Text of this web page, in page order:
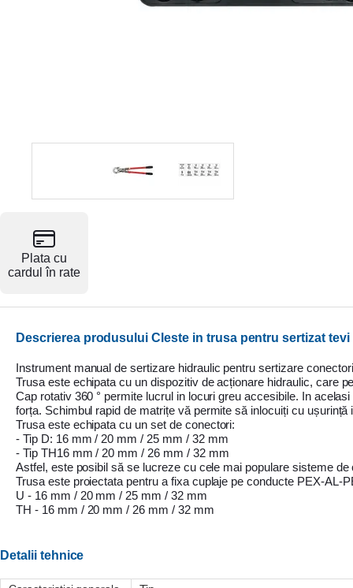
Ceasuri
Resigilate
Plata cu
cardul în rate
Descrierea produsului Cleste in trusa pentru sertizat tevi
Instrument manual de sertizare hidraulic pentru sertizare
Trusa este echipata cu un dispozitiv de acționare hidraulic, care
Cap rotativ 360 ° permite lucrul in locuri greu accesibile. In
forța. Schimbul rapid de matrițe vă permite să inlocuiți cu ușurință
Trusa este echipata cu un set de conectori:
- Tip D: 16 mm / 20 mm / 25 mm / 32 mm
- Tip TH16 mm / 20 mm / 26 mm / 32 mm
Astfel, este posibil să se lucreze cu cele mai populare sisteme de
Trusa este proiectata pentru a fixa cuplaje pe conducte PEX-AL-
U - 16 mm / 20 mm / 25 mm / 32 mm
TH - 16 mm / 20 mm / 26 mm / 32 mm
Detalii tehnice